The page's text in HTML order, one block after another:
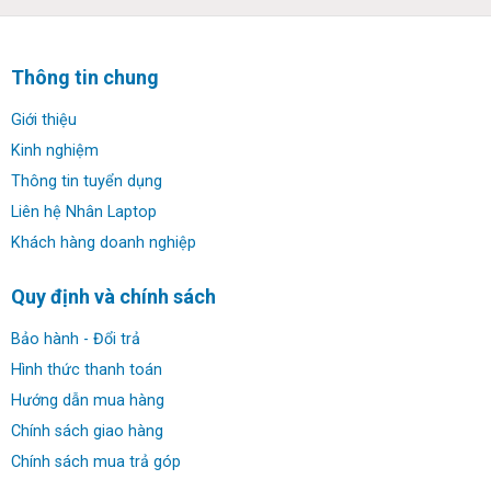
✔ Webcam: 720p HD f2.0 camera (front-facing)
✔ Kết nối: 1 cổng USB-TypeC™, 1 cổng USB-A, 1 jack 3.5
✔ Thời lượng pin: 40Whr
Thiết kế & hình ảnh hình ảnh thật Dell
Latitude 5310:
Thông tin chung
Giới thiệu
Kinh nghiệm
Thông tin tuyển dụng
Liên hệ Nhân Laptop
Khách hàng doanh nghiệp
Quy định và chính sách
Bảo hành - Đổi trả
Hình thức thanh toán
Hướng dẫn mua hàng
Chính sách giao hàng
Chính sách mua trả góp